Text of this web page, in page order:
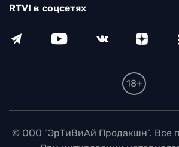
RTVI в соцсетях
18+
© ООО "ЭрТиВиАй Продакшн". Все